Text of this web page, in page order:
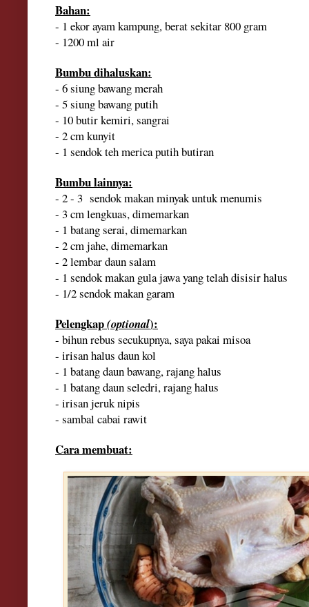
Bahan:
- 1 ekor ayam kampung, berat sekitar 800 gram
- 1200 ml air
Bumbu dihaluskan:
- 6 siung bawang merah
- 5 siung bawang putih
- 10 butir kemiri,sangrai
- 2 cm kunyit
- 1 sendok teh merica putih butiran
Bumbu lainnya:
- 2 - 3 sendok makan minyak untuk menumis
- 3 cm lengkuas, dimemarkan
- 1 batang serai, dimemarkan
- 2 cm jahe, dimemarkan
- 2lembar daun salam
- 1 sendok makan gula jawayang telah disisir halus
- 1/2 sendok makan garam
Pelengkap(optional):
- bihun rebus secukupnya, saya pakai misoa
- irisan halus daun kol
- 1 batang daun bawang, rajang halus
- 1 batang daun seledri, rajang halus
- irisan jeruk nipis
- sambal cabai rawit
Cara membuat: